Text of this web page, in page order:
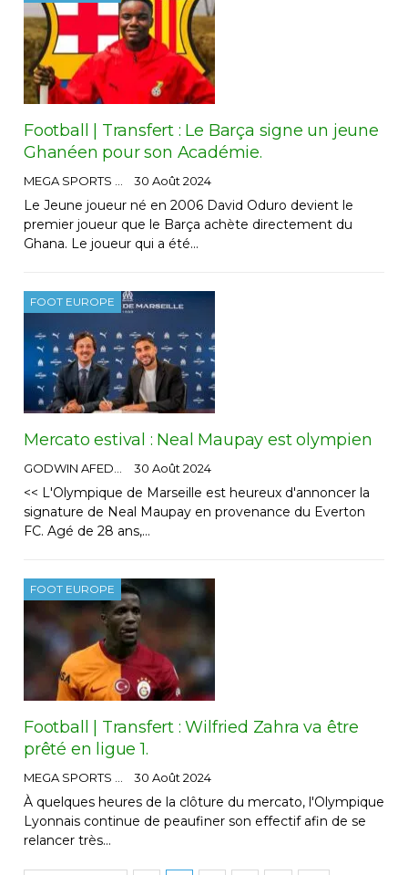
Football | Transfert : Le Barça signe un jeune
Ghanéen pour son Académie.
30 Août 2024
Le Jeune joueur né en 2006 David Oduro devient le
premier joueur que le Barça achète directement du
Ghana. Le joueur qui a été…
FOOT EUROPE
Mercato estival : Neal Maupay est olympien
30 Août 2024
<< L'Olympique de Marseille est heureux d'annoncer la
signature de Neal Maupay en provenance du Everton
FC. Agé de 28 ans,…
FOOT EUROPE
Football | Transfert : Wilfried Zahra va être
prêté en ligue 1.
MEGA SPORTS 30 Août 2024
À quelques heures de la clôture du mercato, l'Olympique
Lyonnais continue de peaufiner son effectif afin de se
relancer très…